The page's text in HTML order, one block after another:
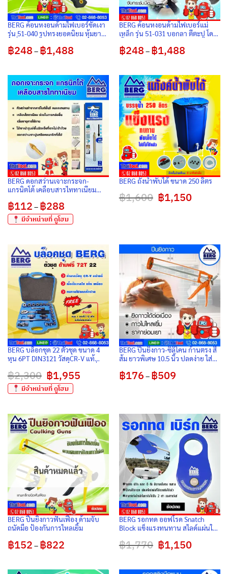
BERG ค้อนหงอนด้ามไฟเบอร์ขัดเงา
รุ่น 51-040 รูปทรงยอดนิยม หุ้มยาง
฿248 – ฿1,488Price
range:
฿1,488
BERG ค้อนหงอนด้ามไฟเบอร์แม่
เหล็ก รุ่น 51-031 บอกลา ตีตะปู โดน
฿248 – ฿1,488Price
range:
฿1,488
BERG ดอกสว่านเจาะกระจก-
แกรนิตโต้ เคลือบสารไททาเนียม
฿112 – ฿288Price
range:
฿112
through
มีจำหน่ายที่ ดูโฮม
BERG ถังน้ำพับได้ ขนาด 250 ลิตร
฿1,600 Original
price
฿1,150Current
price
BERG บล็อกชุด 22 ตัวชุด ขนาด 4
หุน 6PT DIN3121 วัสดุCR-V แท้
แคบ มีลูกบล๊อคยาวขันหัวเทียนมอ
ไซต์ – รถยนต์
฿2,300 Original
price
was:
฿2,300.
฿1,955Current
price
มีจำหน่ายที่ ดูโฮม
BERG ปืนยิงกาว-ซิลิโคน ก้านตรง สี
ส้ม ยาวพิเศษ 10.5 นิ้ว ปลดง่าย ใส่
฿176 – ฿509Price
range:
สินค้าหมดแล้ว
BERG ปืนยิงกาวฟันเฟือง ด้ามจับ
ถนัดมือ ป้องกันการไหลเยิ้ม
฿152 – ฿822Price
range:
฿822
BERG รอกทด ออฟโรด Snatch
Block แข็งแรงทนทาน สไลด์แผ่นใส่
฿1,770 Original
price
฿1,150Current
price